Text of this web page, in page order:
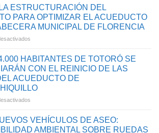
INVERSIONES
QUE
FORTALECEN
EL
AGUA
POTABLE
Y
SANEAMIENTO
BÁSICO
CAUCA
DE
4.900
HABITANTES
DE
BENEFICIARÁN
CON
PROYECTO
PARA
OPTIMIZAR
DE
ACUEDUCTO
ESTRUCTURACIÓN DEL
PARA OPTIMIZAR EL ACUEDUCTO
MUNICIPAL DE FLORENCIA
LA
ESTRUCTURACIÓN
DEL
PROYECTO
PARA
ACUEDUCTO
DE
HABITANTES DE TOTORÓ SE
CON EL REINICIO DE LAS
ACUEDUCTO DE
DE
4.000
VEHÍCULOS DE ASEO:
AMBIENTAL SOBRE RUEDAS